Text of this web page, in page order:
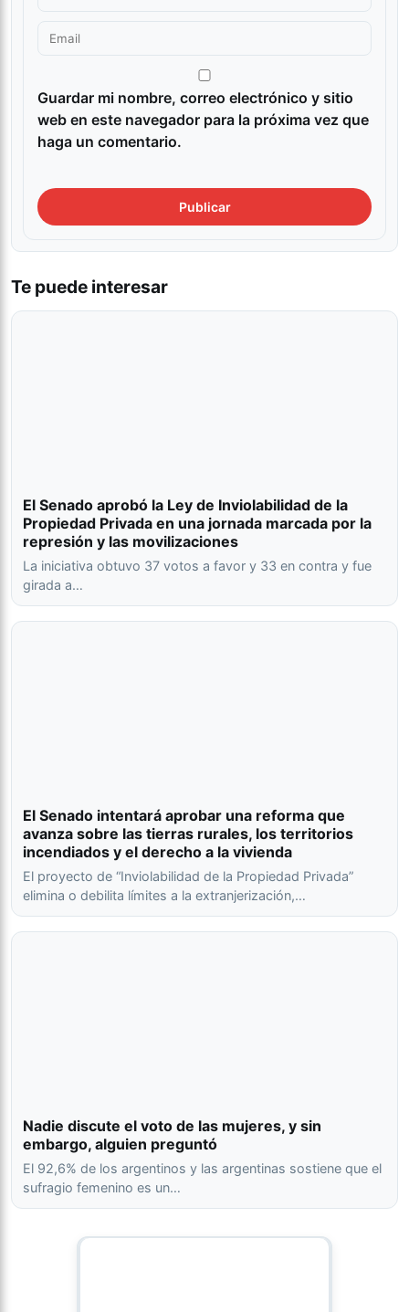
Guardar mi nombre, correo electrónico y sitio
web en este navegador para la próxima vez que
haga un comentario.
Te puede interesar
El Senado aprobó la Ley de Inviolabilidad de la
Propiedad Privada en una jornada marcada por la
represión y las movilizaciones
La iniciativa obtuvo 37 votos a favor y 33 en contra y fue
girada a…
El Senado intentará aprobar una reforma que
avanza sobre las tierras rurales, los territorios
incendiados y el derecho a la vivienda
El proyecto de “Inviolabilidad de la Propiedad Privada”
elimina o debilita límites a la extranjerización,…
Nadie discute el voto de las mujeres, y sin
embargo, alguien preguntó
El 92,6% de los argentinos y las argentinas sostiene que el
sufragio femenino es un…